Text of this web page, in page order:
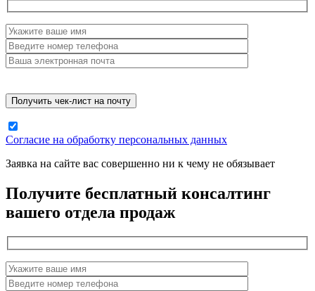
Согласие на обработку персональных данных
Заявка на сайте вас совершенно ни к чему не обязывает
Получите бесплатный консалтинг
вашего отдела продаж